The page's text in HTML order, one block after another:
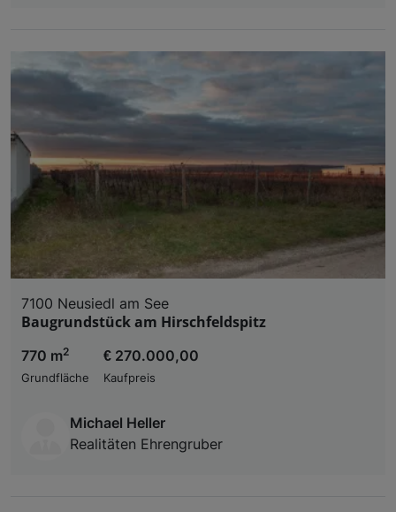
7100 Neusiedl am See
Baugrundstück am Hirschfeldspitz
770 m2
Grundfläche
€ 270.000,00
Kaufpreis
Michael Heller
Realitäten Ehrengruber